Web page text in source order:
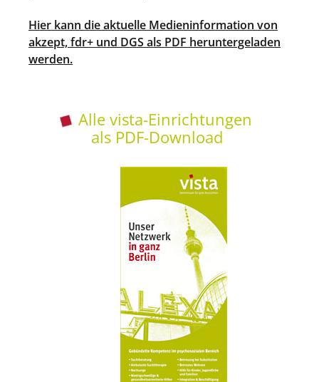
Hier kann die aktuelle Medieninformation von
akzept, fdr+ und DGS als PDF heruntergeladen
werden.
Alle vista-Einrichtungen
als PDF-Download